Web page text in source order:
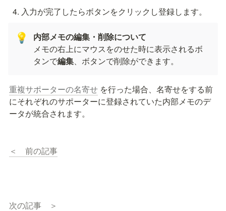
入力が完了したらボタンをクリックし登録します。
💡
メモの右上にマウスをのせた時に表示されるボ
タンで編集、 ボタンで削除ができます。
重複サポーターの名寄せ を行った場合、名寄せをする前
にそれぞれのサポーターに登録されていた内部メモのデ
ータが統合されます。
＜　前の記事
次の記事　＞